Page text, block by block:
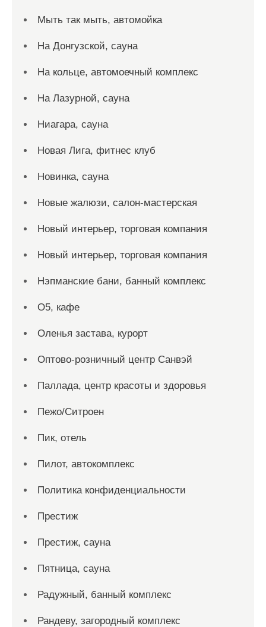
Мыть так мыть, автомойка
На Донгузской, сауна
На кольце, автомоечный комплекс
На Лазурной, сауна
Ниагара, сауна
Новая Лига, фитнес клуб
Новинка, сауна
Новые жалюзи, салон-мастерская
Новый интерьер, торговая компания
Новый интерьер, торговая компания
Нэпманские бани, банный комплекс
О5, кафе
Оленья застава, курорт
Оптово-розничный центр Санвэй
Паллада, центр красоты и здоровья
Пежо/Ситроен
Пик, отель
Пилот, автокомплекс
Политика конфиденциальности
Престиж
Престиж, сауна
Пятница, сауна
Радужный, банный комплекс
Рандеву, загородный комплекс